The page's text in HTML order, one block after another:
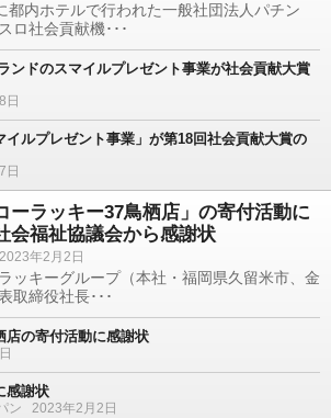
都内ホテルで行われた一般社団法人パチン
ロ社会貢献機･･･
ンドのスマイルプレゼント事業が社会貢献大賞
日
イルプレゼント事業」が第18回社会貢献大賞の
日
ーラッキー37鳥栖店」の寄付活動に
会福祉協議会から感謝状
2023年2月2日
ッキーグループ（本社・福岡県久留米市、金
取締役社長･･･
店の寄付活動に感謝状
感謝状
ン 2023年2月2日